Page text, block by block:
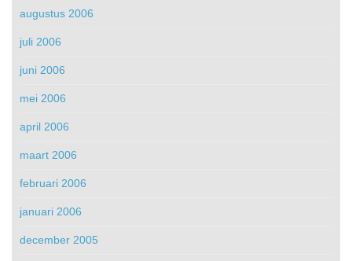
augustus 2006
juli 2006
juni 2006
mei 2006
april 2006
maart 2006
februari 2006
januari 2006
december 2005